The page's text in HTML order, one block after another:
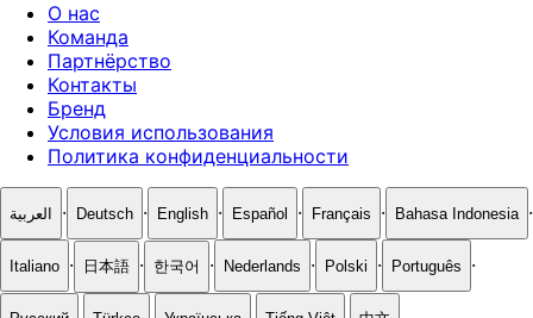
О нас
Команда
Партнёрство
Контакты
Бренд
Условия использования
Политика конфиденциальности
العربية · Deutsch · English · Español · Français · Bahasa Indonesia ·
Italiano · 日本語 · 한국어 · Nederlands · Polski · Português ·